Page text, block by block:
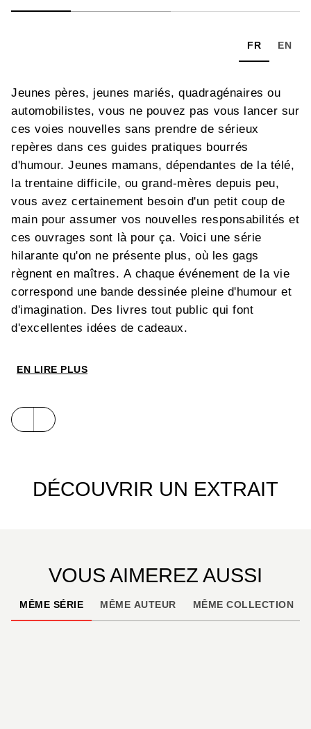
FR EN
Jeunes pères, jeunes mariés, quadragénaires ou
automobilistes, vous ne pouvez pas vous lancer sur
ces voies nouvelles sans prendre de sérieux
repères dans ces guides pratiques bourrés
d'humour. Jeunes mamans, dépendantes de la télé,
la trentaine difficile, ou grand-mères depuis peu,
vous avez certainement besoin d'un petit coup de
main pour assumer vos nouvelles responsabilités et
ces ouvrages sont là pour ça. Voici une série
hilarante qu'on ne présente plus, où les gags
règnent en maîtres. A chaque événement de la vie
correspond une bande dessinée pleine d'humour et
d'imagination. Des livres tout public qui font
d'excellentes idées de cadeaux.
EN LIRE PLUS
DÉCOUVRIR UN EXTRAIT
VOUS AIMEREZ AUSSI
MÊME SÉRIE MÊME AUTEUR MÊME COLLECTION